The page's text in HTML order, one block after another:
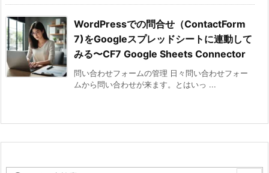
WordPressでの問合せ（ContactForm
7)をGoogleスプレッドシートに連動して
みる〜CF7 Google Sheets Connector
問い合わせフォームの管理 日々問い合わせフォー
ムから問い合わせが来ます。とはいっ ...